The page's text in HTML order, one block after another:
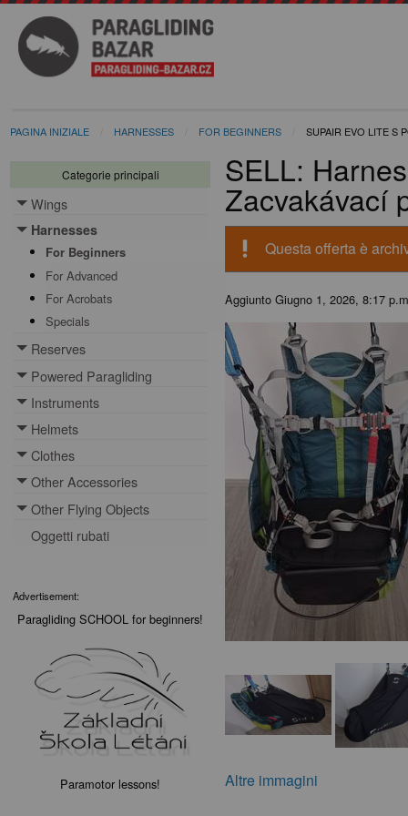
PAGINA INIZIALE HARNESSES FOR BEGINNERS SUPAIR EVO LITE S
Categorie principali
Wings
Toggle menu
Harnesses
Toggle menu
For Beginners
For Advanced
For Acrobats
Specials
Reserves
Toggle menu
Powered Paragliding
Toggle menu
Instruments
Toggle menu
Helmets
Toggle menu
Clothes
Toggle menu
Other Accessories
Toggle menu
Other Flying Objects
Toggle menu
Oggetti rubati
Advertisement:
Paragliding SCHOOL for beginners!
Paramotor lessons!
SELL:
Zacvakávací
priority_high Questa offerta è
AggiuntoGiugno 1, 2026, 8:17
Altre immagini